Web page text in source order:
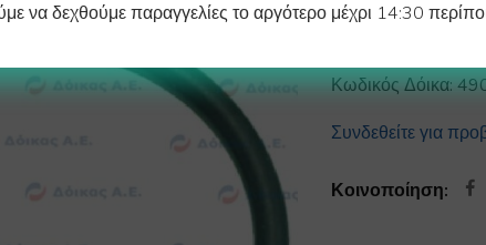
Ο-RING
Κωδικός Δόικα:
Συνδεθείτε για
Κοινοποίηση:
να δεχθούμε παραγγελίες το αργότερο μέχρι 14:30